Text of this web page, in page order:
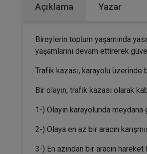
Açıklama Yazar
Bireylerin toplum yaşamında
yaşamlarını devam ettirerek
Trafik kazası, karayolu üzerinde
Bir olayın, trafik kazası olarak
1-) Olayın karayolunda meydana
2-) Olaya en az bir aracın
3-) En azından bir aracın hareket